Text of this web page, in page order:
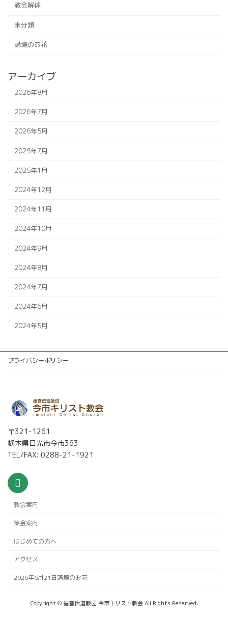
教会解体
未分類
講壇のお花
アーカイブ
2026年8月
2026年7月
2026年5月
2025年7月
2025年1月
2024年12月
2024年11月
2024年10月
2024年9月
2024年8月
2024年7月
2024年6月
2024年5月
プライバシーポリシー
〒321-1261
栃木県日光市今市363
TEL/FAX: 0288-21-1921
教会案内
集会案内
はじめての方へ
アクセス
2026年6月21日講壇のお花
Copyright © 福音伝道教団 今市キリスト教会 All Rights Reserved.